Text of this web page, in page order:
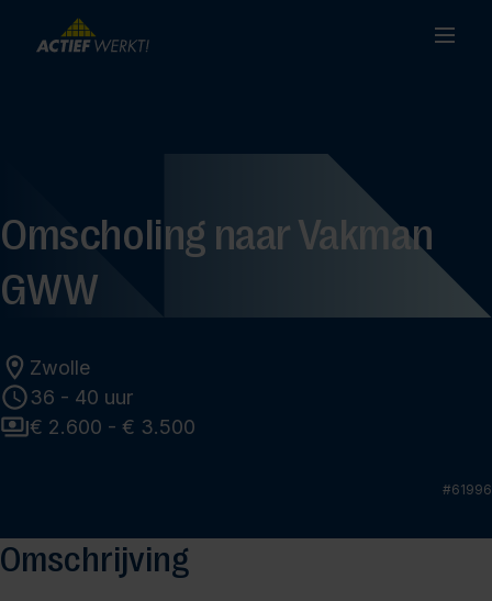
Omscholing naar Vakman
GWW
Zwolle
36 - 40 uur
€ 2.600 - € 3.500
#61996
Omschrijving